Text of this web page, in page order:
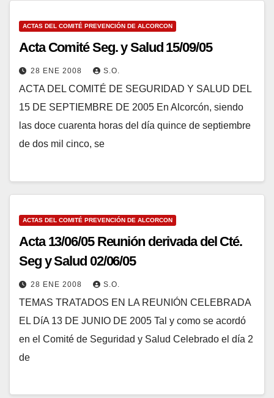
ACTAS DEL COMITÉ PREVENCIÓN DE ALCORCON
Acta Comité Seg. y Salud 15/09/05
28 ENE 2008 S.O.
ACTA DEL COMITÉ DE SEGURIDAD Y SALUD DEL
15 DE SEPTIEMBRE DE 2005 En Alcorcón, siendo
las doce cuarenta horas del día quince de septiembre
de dos mil cinco, se
ACTAS DEL COMITÉ PREVENCIÓN DE ALCORCON
Acta 13/06/05 Reunión derivada del Cté.
Seg y Salud 02/06/05
28 ENE 2008 S.O.
TEMAS TRATADOS EN LA REUNIÓN CELEBRADA
EL DíA 13 DE JUNIO DE 2005 Tal y como se acordó
en el Comité de Seguridad y Salud Celebrado el día 2
de